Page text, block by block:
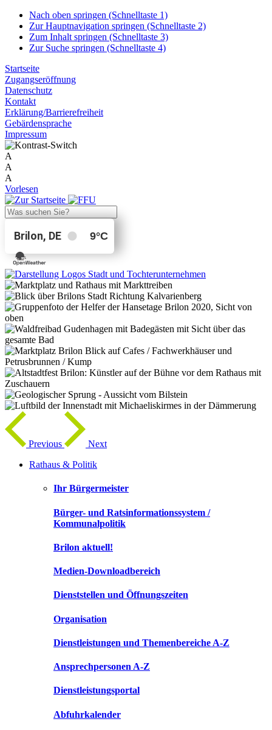
Nach oben springen (Schnelltaste 1)
Zur Hauptnavigation springen (Schnelltaste 2)
Zum Inhalt springen (Schnelltaste 3)
Zur Suche springen (Schnelltaste 4)
Startseite
Zugangseröffnung
Datenschutz
Kontakt
Erklärung/Barrierefreiheit
Gebärdensprache
Impressum
A
A
A
Vorlesen
Brilon, DE 9°C
Previous
Next
Rathaus & Politik
Ihr Bürgermeister
Bürger- und Ratsinformationssystem /
Kommunalpolitik
Brilon aktuell!
Medien-Downloadbereich
Dienststellen und Öffnungszeiten
Organisation
Dienstleistungen und Themenbereiche A-Z
Ansprechpersonen A-Z
Dienstleistungsportal
Abfuhrkalender